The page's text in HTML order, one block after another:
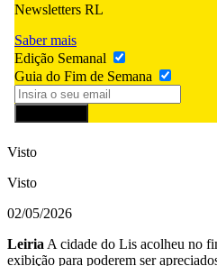
Newsletters RL
Saber mais
Edição Semanal
Guia do Fim de Semana
Visto
Visto
02/05/2026
Leiria A cidade do Lis acolheu no
exibição para poderem ser